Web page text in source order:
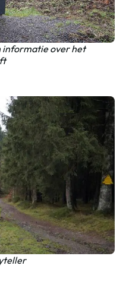
informatie over het